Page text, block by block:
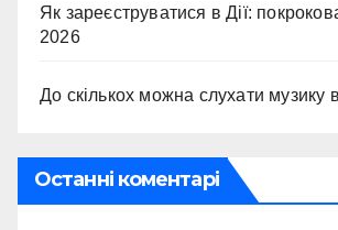
Як зареєструватися в Дії:
2026
До скількох можна слухати музику в
Останні коментарі